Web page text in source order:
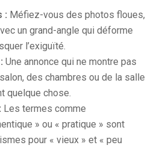
: Méfiez-vous des photos floues,
un grand-angle qui déforme
l’exiguïté.
Une annonce qui ne montre pas
des chambres ou de la salle
quelque chose.
Les termes comme
» ou « pratique » sont
pour « vieux » et « peu